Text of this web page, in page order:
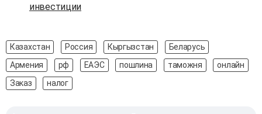
инвестиции
Казахстан Россия Кыргызстан
Беларусь
Армения
рф ЕАЭС пошлина таможня
онлайн
Заказ
налог